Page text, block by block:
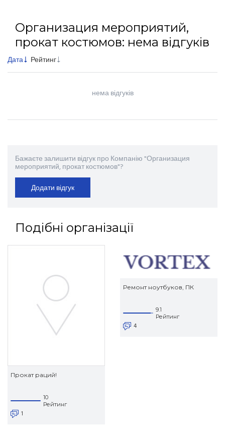
Организация мероприятий,
прокат костюмов: нема відгуків
Дата Рейтинг
нема відгуків
Бажаєте залишити відгук про Компанію "Организация
мероприятий, прокат костюмов"?
Додати відгук
Подібні організації
Прокат раций!
10
Рейтинг
1
Ремонт ноутбуков, ПК
9.1
Рейтинг
4